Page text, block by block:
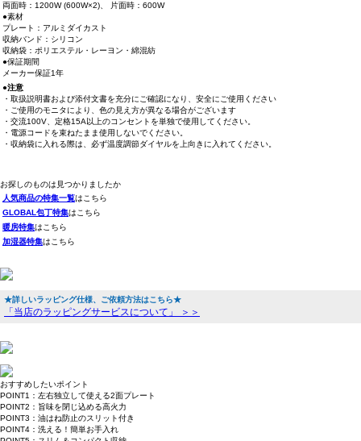
両面時：1200W (600W×2)、 片面時：600W
●素材
プレート：アルミダイカスト
収納バンド：シリコン
収納袋：ポリエステル・レーヨン・綿混紡
●保証期間
メーカー保証1年
●注意
・取扱説明書および添付文書を充分にご確認になり、安全にご使用ください
・ご使用のモニタにより、色の見え方が異なる場合がございます
・交流100V、定格15A以上のコンセントを単独で使用してください。
・電源コードを束ねたまま使用しないでください。
・収納袋に入れる際は、必ず温度調節ダイヤルを上向きに入れてください。
お探しのものは見つかりましたか
人気商品の特集一覧はこちら
GLOBAL包丁特集はこちら
暖房特集はこちら
加湿器特集はこちら
★詳しいラッピング仕様、ご依頼方法はこちら★
「当店のラッピングサービスについて」 ＞＞
おすすめしたいポイント
POINT1：左右独立して使える2面プレート
POINT2：旨味を閉じ込める高火力
POINT3：油はね防止のスリット付き
POINT4：洗える！簡単お手入れ